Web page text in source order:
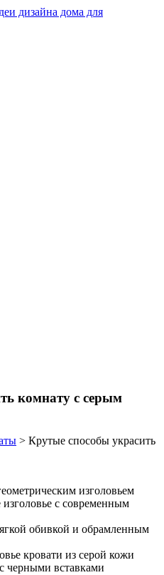
комнату с серым
> Крутые способы украсить